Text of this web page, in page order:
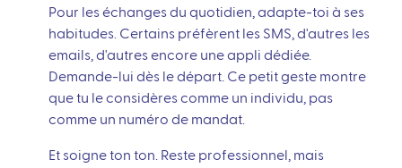
Pour les échanges du quotidien, adapte-toi à ses
habitudes. Certains préfèrent les SMS, d'autres les
emails, d'autres encore une appli dédiée.
Demande-lui dès le départ. Ce petit geste montre
que tu le considères comme un individu, pas
comme un numéro de mandat.
Et soigne ton ton. Reste professionnel, mais